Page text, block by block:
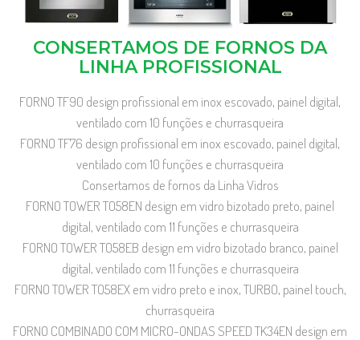
CONSERTAMOS DE FORNOS DA
LINHA PROFISSIONAL
FORNO TF90 design profissional em inox escovado, painel digital,
ventilado com 10 funções e churrasqueira
FORNO TF76 design profissional em inox escovado, painel digital,
ventilado com 10 funções e churrasqueira
Consertamos de fornos da Linha Vidros
FORNO TOWER TO58EN design em vidro bizotado preto, painel
digital, ventilado com 11 funções e churrasqueira
FORNO TOWER TO58EB design em vidro bizotado branco, painel
digital, ventilado com 11 funções e churrasqueira
FORNO TOWER TO58EX em vidro preto e inox, TURBO, painel touch,
churrasqueira
FORNO COMBINADO COM MICRO-ONDAS SPEED TK34EN design em